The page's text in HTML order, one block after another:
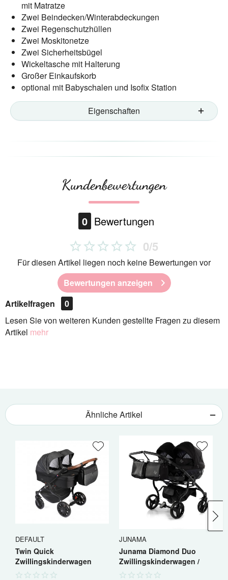
mit Matratze
Zwei Beindecken/Winterabdeckungen
Zwei Regenschutzhüllen
Zwei Moskitonetze
Zwei Sicherheitsbügel
Wickeltasche mit Halterung
Großer Einkaufskorb
optional mit Babyschalen und Isofix Station
Eigenschaften
Kundenbewertungen
0 Bewertungen
0/5
Für diesen Artikel liegen noch keine Bewertungen vor
Bewertungen anzeigen
Artikelfragen
0
Lesen Sie von weiteren Kunden gestellte Fragen zu diesem
Artikel mehr
Ähnliche Artikel
DEFAULT
Twin Quick
Zwillingskinderwagen
Geschwisterwagen
JUNAMA
Junama Diamond Duo
Zwillingskinderwagen /
Geschwisterwagen